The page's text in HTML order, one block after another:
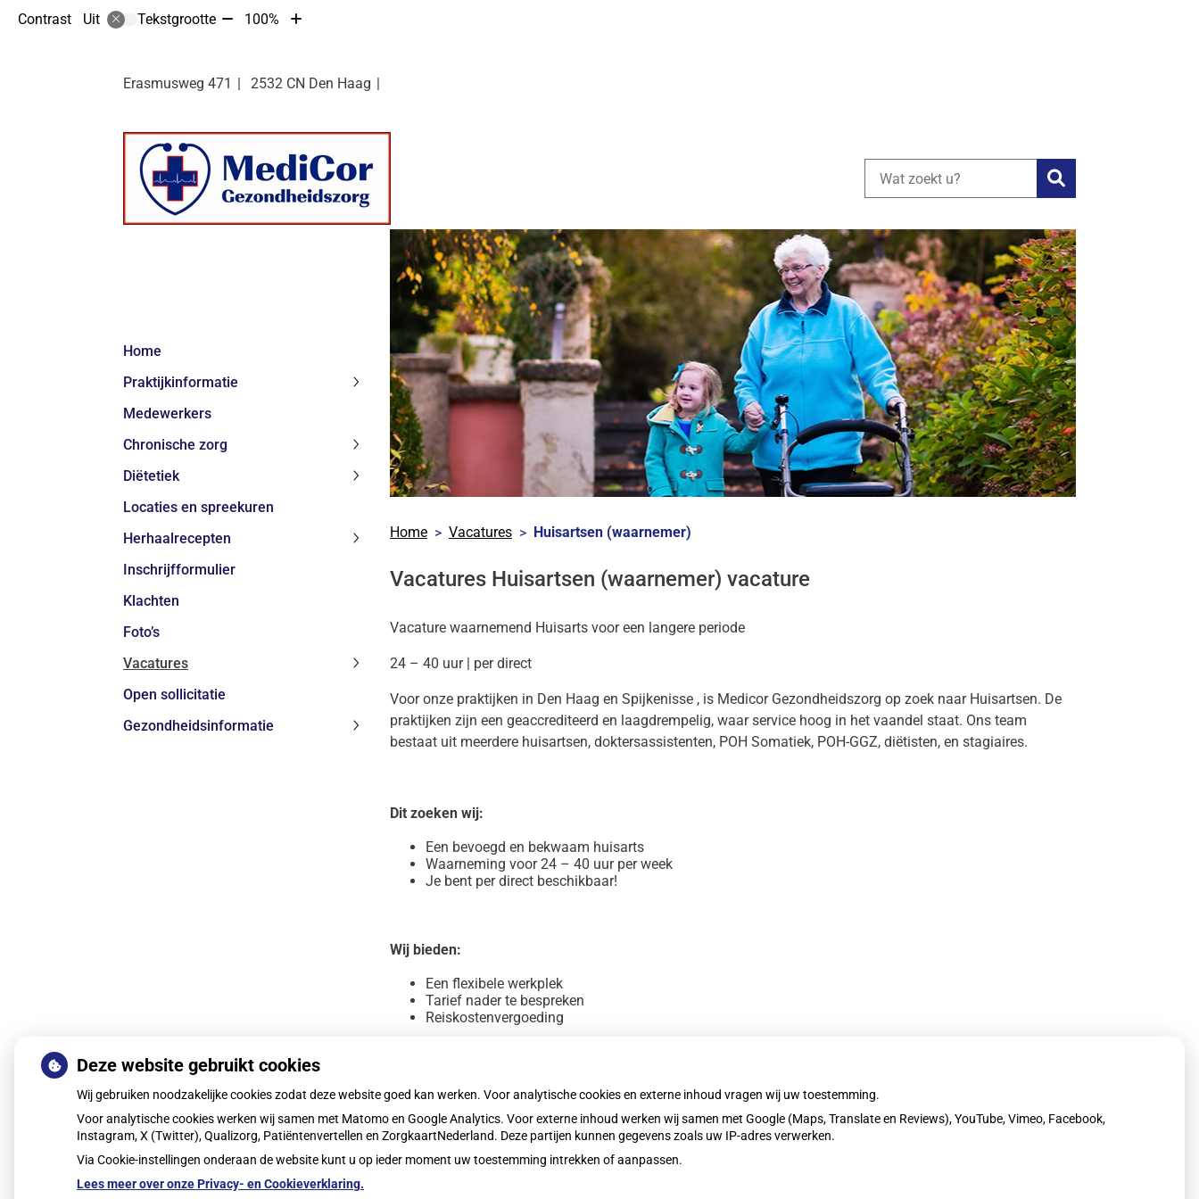
Contrast Uit Tekstgrootte Tekst
10%
100%
Tekst
10%
Erasmusweg 471 2532 CN Den Haag
Zoeken
Home
Praktijkinformatie
Praktijkinformatie
submenu
Medewerkers
Chronische zorg
Chronische
zorg
submenu
Diëtetiek
Diëtetiek
Locaties en spreekuren
Herhaalrecepten
submenu
Inschrijfformulier
Klachten
Foto’s
Vacatures
submenu
Open sollicitatie
Gezondheidsinformatie
Gezondheidsinformatie
Home Vacatures Huisartsen (waarnemer)
Vacatures Huisartsen (waarnemer) vacature
Vacature waarnemend Huisarts voor een langere periode
24 – 40 uur | per direct
Voor onze praktijken in Den Haag en Spijkenisse , is Medicor Gezondheidszorg op zoek naar Huisartsen. De
praktijken zijn een geaccrediteerd en laagdrempelig, waar service hoog in het vaandel staat. Ons team
bestaat uit meerdere huisartsen, doktersassistenten, POH Somatiek, POH-GGZ, diëtisten, en stagiaires.
Dit zoeken wij:
Een bevoegd en bekwaam huisarts
Waarneming voor 24 – 40 uur per week
Je bent per direct beschikbaar!
Wij bieden:
Een flexibele werkplek
Tarief nader te bespreken
Reiskostenvergoeding
Heb je interesse? Neem contact op met onze manager dhr. Imraan Mohammedamin op
T: 06 337 55 105 of mail je CV en motivatie naar imraanmedicor@gmail.com
Deze website gebruikt cookies
Wij gebruiken noodzakelijke cookies zodat deze website goed kan werken. Voor analytische cookies en externe inhoud vragen wij uw toestemming.
Voor analytische cookies werken wij samen met Matomo en Google Analytics. Voor externe inhoud werken wij samen met Google (Maps, Translate en Reviews), YouTube, Vimeo, Facebook,
Instagram, X (Twitter), Qualizorg, Patiëntenvertellen en ZorgkaartNederland. Deze partijen kunnen gegevens zoals uw IP-adres verwerken.
Via Cookie-instellingen onderaan de website kunt u op ieder moment uw toestemming intrekken of aanpassen.
Lees meer over onze Privacy- en Cookieverklaring.